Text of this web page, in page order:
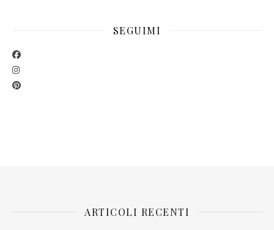
SEGUIMI
ARTICOLI RECENTI